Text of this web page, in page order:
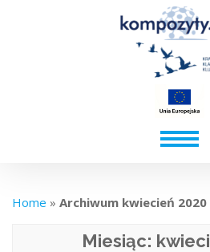
Home » Archiwum kwiecień 2020
Miesiąc: